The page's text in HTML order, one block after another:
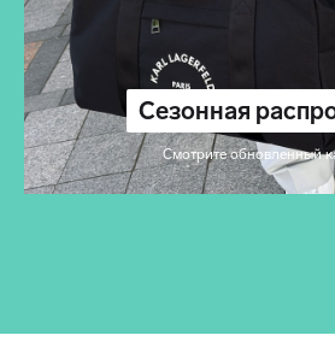
Сезонная
Смотрите обновленный